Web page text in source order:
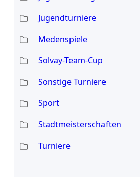
Jugendturniere
Medenspiele
Solvay-Team-Cup
Sonstige Turniere
Sport
Stadtmeisterschaften
Turniere